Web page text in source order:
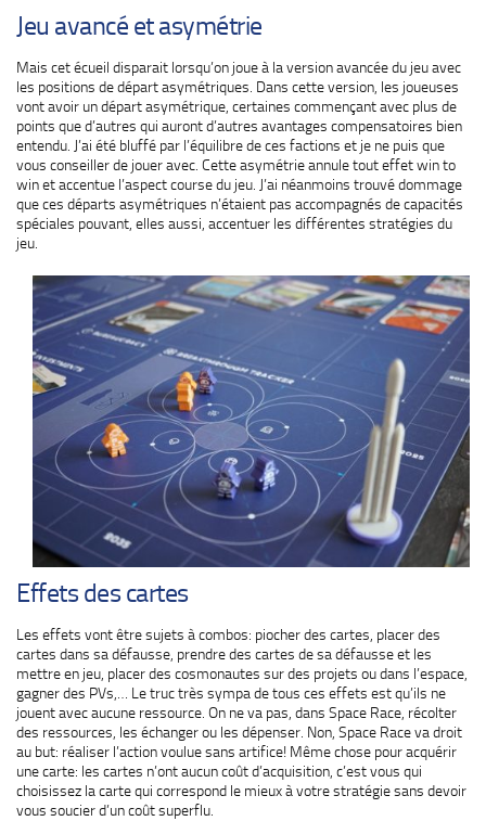
Jeu avancé et asymétrie
Mais cet écueil disparait lorsqu’on joue à la version avancée du jeu avec
les positions de départ asymétriques. Dans cette version, les joueuses
vont avoir un départ asymétrique, certaines commençant avec plus de
points que d’autres qui auront d’autres avantages compensatoires bien
entendu. J’ai été bluffé par l’équilibre de ces factions et je ne puis que
vous conseiller de jouer avec. Cette asymétrie annule tout effet win to
win et accentue l’aspect course du jeu. J’ai néanmoins trouvé dommage
que ces départs asymétriques n’étaient pas accompagnés de capacités
spéciales pouvant, elles aussi, accentuer les différentes stratégies du
jeu.
Effets des cartes
Les effets vont être sujets à combos: piocher des cartes, placer des
cartes dans sa défausse, prendre des cartes de sa défausse et les
mettre en jeu, placer des cosmonautes sur des projets ou dans l’espace,
gagner des PVs,… Le truc très sympa de tous ces effets est qu’ils ne
jouent avec aucune ressource. On ne va pas, dans Space Race, récolter
des ressources, les échanger ou les dépenser. Non, Space Race va droit
au but: réaliser l’action voulue sans artifice! Même chose pour acquérir
une carte: les cartes n’ont aucun coût d’acquisition, c’est vous qui
choisissez la carte qui correspond le mieux à votre stratégie sans devoir
vous soucier d’un coût superflu.